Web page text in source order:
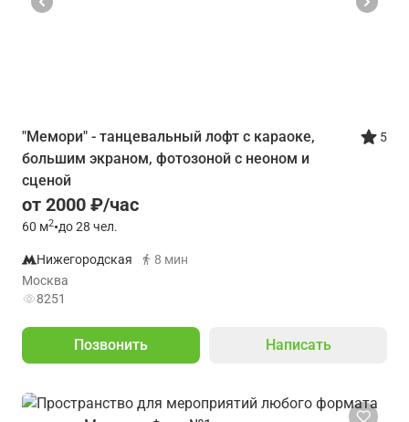
"Мемори" - танцевальный лофт с караоке,
большим экраном, фотозоной с неоном и
сценой
от 2000 ₽/час
60 м2•до 28 чел.
5
Нижегородская
8 мин
Москва
8251
Позвонить Написать